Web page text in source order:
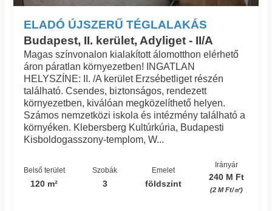
ELADÓ ÚJSZERŰ TÉGLALAKÁS
Budapest, II. kerület, Adyliget - II/A
Magas színvonalon kialakított álomotthon elérhető
áron páratlan környezetben! INGATLAN
HELYSZÍNE: II. /A kerület Erzsébetliget részén
található. Csendes, biztonságos, rendezett
környezetben, kiválóan megközelíthető helyen.
Számos nemzetközi iskola és intézmény található a
környéken. Klebersberg Kultúrkúria, Budapesti
Kisboldogasszony-templom, W...
Belső terület
120 m²
Szobák
3
Emelet
földszint
Irányár
240 M Ft
(2 M Ft/㎡)